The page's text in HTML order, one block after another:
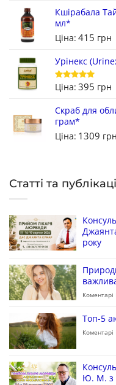
Кшірабала
мл*
Ціна: 415 грн
Урінекс
Оцінено в
з 5
Ціна: 395 грн
Скраб для
грам*
Ціна: 1309 грн
Статті та
року
Топ-5
Ю. М. з